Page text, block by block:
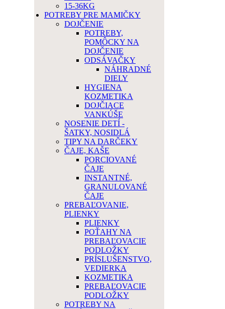
15-36KG
POTREBY PRE MAMIČKY
DOJČENIE
POTREBY,
POMÔCKY NA
DOJČENIE
ODSÁVAČKY
NÁHRADNÉ
DIELY
HYGIENA
KOZMETIKA
DOJČIACE
VANKÚŠE
NOSENIE DETÍ -
ŠATKY, NOSIDLÁ
TIPY NA DARČEKY
ČAJE, KAŠE
PORCIOVANÉ
ČAJE
INSTANTNÉ,
GRANULOVANÉ
ČAJE
PREBAĽOVANIE,
PLIENKY
PLIENKY
POŤAHY NA
PREBAĽOVACIE
PODLOŽKY
PRÍSLUŠENSTVO,
VEDIERKA
KOZMETIKA
PREBAĽOVACIE
PODLOŽKY
POTREBY NA